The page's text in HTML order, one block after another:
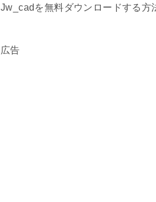
Jw_cadを無料ダウンロードする方
広告